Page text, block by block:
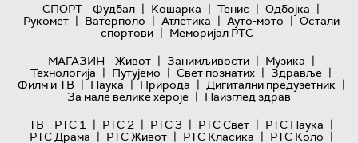
СПОРТ
Фудбал | Кошарка | Тенис | Одбојка |
Рукомет | Ватерполо | Атлетика | Ауто-мото | Остали
спортови | Меморијал РТС
МАГАЗИН
Живот | Занимљивости | Музика |
Технологијa | Путујемо | Свет познатих | Здравље |
Филм и ТВ | Наука | Природа | Дигитални предузетник |
За мале велике хероје | Наизглед здрав
ТВ
РТС 1 | РТС 2 | РТС 3 | РТС Свет | РТС Наука |
РТС Драма | РТС Живот | РТС Класика | РТС Коло |